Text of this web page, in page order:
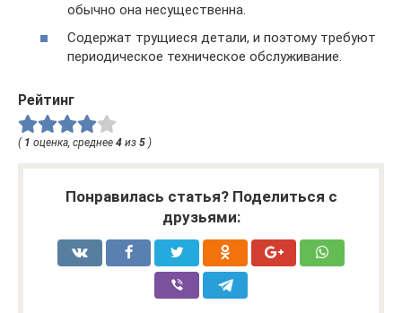
обычно она несущественна.
Содержат трущиеся детали, и поэтому требуют
периодическое техническое обслуживание.
Рейтинг
( 1 оценка, среднее 4 из 5 )
Понравилась статья? Поделиться с
друзьями: